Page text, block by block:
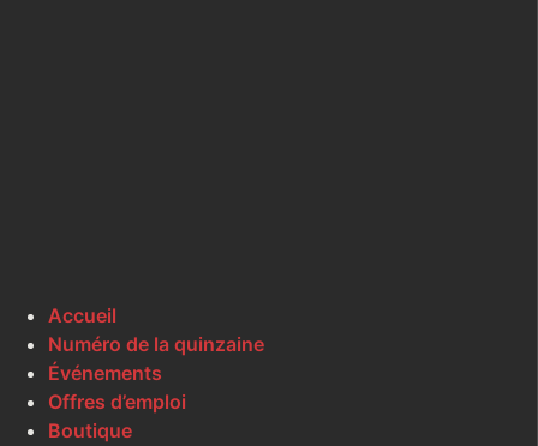
Accueil
Numéro de la quinzaine
Événements
Offres d’emploi
Boutique